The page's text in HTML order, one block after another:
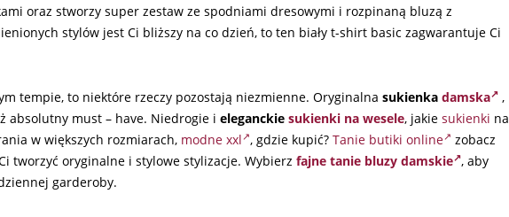
oraz stworzy super zestaw ze spodniami dresowymi i rozpinaną bluzą z
stylów jest Ci bliższy na co dzień, to ten biały t-shirt basic zagwarantuje Ci
tempie, to niektóre rzeczy pozostają niezmienne. Oryginalna sukienka damska
,
absolutny must – have. Niedrogie i eleganckie sukienki na wesele, jakie sukienki na
w większych rozmiarach, modne xxl , gdzie kupić? Tanie butiki online
zobacz
tworzyć oryginalne i stylowe stylizacje. Wybierz fajne tanie bluzy damskie , aby
garderoby.